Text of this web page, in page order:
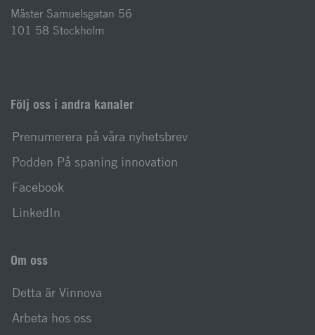
Mäster Samuelsgatan 56
101 58 Stockholm
Följ oss i andra kanaler
Prenumerera på våra nyhetsbrev
Podden På spaning innovation
Facebook
LinkedIn
Om oss
Detta är Vinnova
Arbeta hos oss